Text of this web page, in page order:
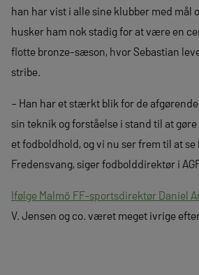
han har vist i alle sine klubber med mål
husker ham nok stadig for at være en
flotte bronze-sæson, hvor Sebastian
stribe.
– Han har et stærkt blik for de
sin teknik og forståelse i stand til at
et fodboldhold, og vi nu ser frem til at
Fredensvang, siger fodbolddirektør i
Ifølge Malmö FF-sportsdirektør Daniel
V. Jensen og co. været meget ivrige